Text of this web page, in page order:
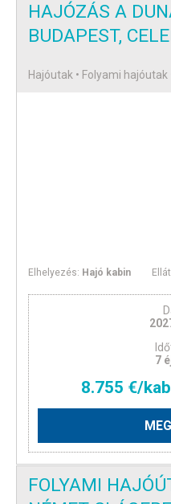
HAJÓZÁS A
BUDAPEST,
Hajóutak • Folyami
Elhelyezés: Hajó kabin
7
8.755 €/
FOLYAMI